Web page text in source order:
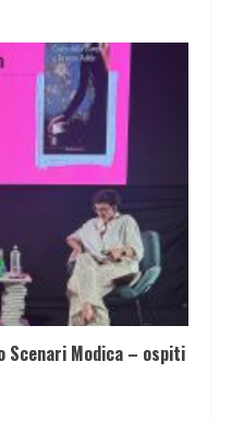
Scenari Modica – ospiti